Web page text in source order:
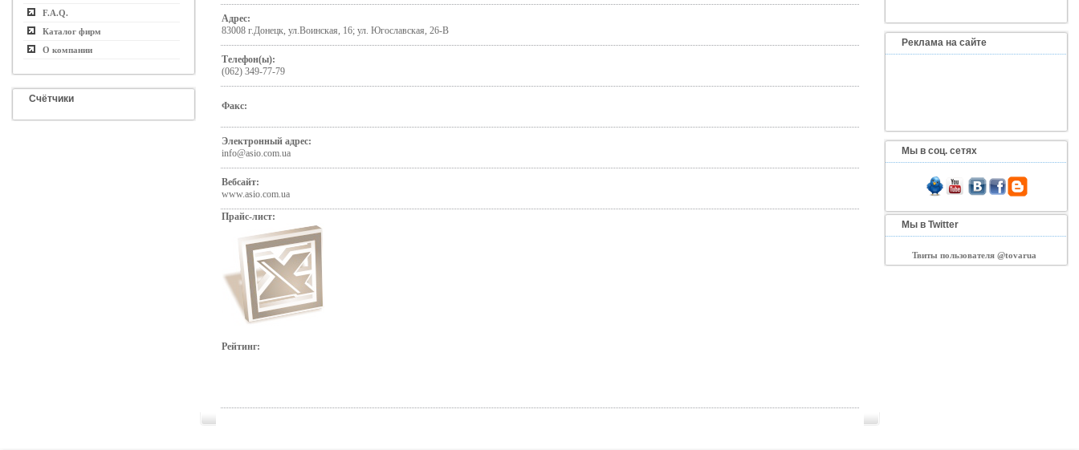
F.A.Q.
Каталог фирм
О компании
Счётчики
Адрес:
83008 г.Донецк, ул.Воинская, 16; ул. Югославская, 26-В
Телефон(ы):
(062) 349-77-79
Факс:
Электронный адрес:
info@asio.com.ua
Вебсайт:
www.asio.com.ua
Прайс-лист:
Рейтинг:
Реклама на сайте
Мы в соц. сетях
Мы в Twitter
Твиты пользователя @tovarua